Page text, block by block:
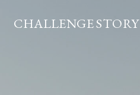
CHALLENGE STORY